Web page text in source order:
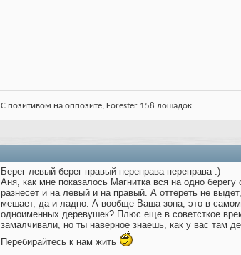
С позитивом на оппозите, Forester 158 лошадок
Берег левый берег правый переправа переправа :)
Аня, как мне показалось Магнитка вся на одно
разнесет и на левый и на правый. А оттереть не
мешает, да и ладно. А вообще Ваша зона, это в самом
одноименных деревушек? Плюс еще в советсткое
замалчивали, но ты наверное знаешь, как у вас там
Перебирайтесь к нам жить